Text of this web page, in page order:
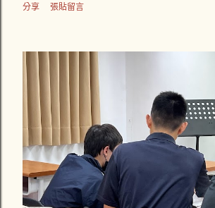
分享 張貼留言